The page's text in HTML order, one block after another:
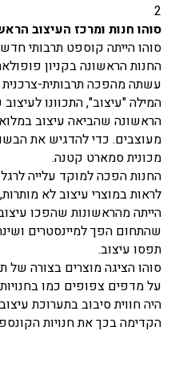
2
סוהו חנות ומרכז העיצוב
סוהו הייתה קוספט תרבותי
עשתה מהפכה תרבותית-
המילה "עיצוב", התכוונו
הראשונה שהביאה עיצוב
מעוצבים. כדי להדגיש את
מכונית סמארט קטנה.
החנות הפכה למוקד עלייה
לראות במוצרי עיצוב לא
שהתחום הפך למיינסטרים
תפסו עיצוב.
סוהו הציגה מוצרים בצורה של
על מדפים צפופים כמו
היה חווית סיבוב בתערוכת
הקדימה בכך את חנויות